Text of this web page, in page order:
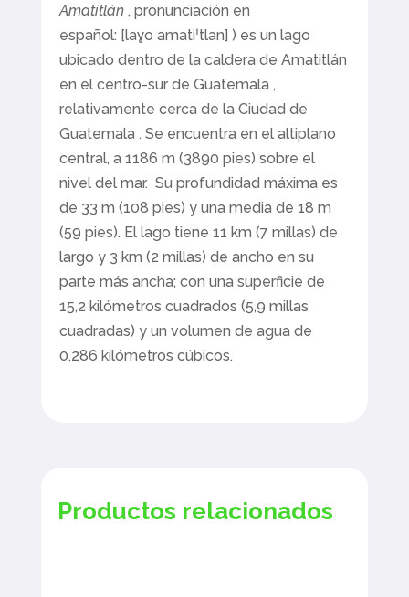
Amatitlán, pronunciación en
español: [laɣo amatiˈtlan] ) es un lago
ubicado dentro de la caldera de Amatitlán
en el centro-sur de Guatemala,
relativamente cerca de la Ciudad de
Guatemala. Se encuentra en el altiplano
central, a 1186 m (3890 pies) sobre el
nivel del mar. Su profundidad máxima es
de 33 m (108 pies) y una media de 18 m
(59 pies). El lago tiene 11 km (7 millas) de
largo y 3 km (2 millas) de ancho en su
parte más ancha; con una superficie de
15,2 kilómetros cuadrados (5,9 millas
cuadradas) y un volumen de agua de
0,286 kilómetros cúbicos.
Productos relacionados